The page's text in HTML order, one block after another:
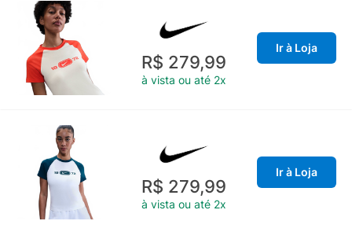
R$ 279,99
à vista ou até 2x
Ir à Loja
R$ 279,99
à vista ou até 2x
Ir à Loja